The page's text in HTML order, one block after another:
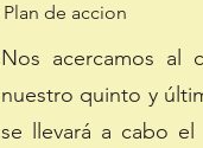
Plan de accion
Nos acercamos al
nuestro quinto y
se llevará a cabo